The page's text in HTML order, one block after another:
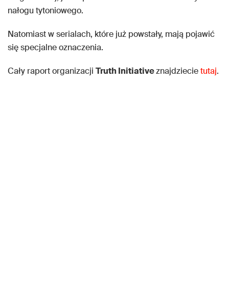
nałogu tytoniowego.
Natomiast w serialach, które już powstały, mają pojawić
się specjalne oznaczenia.
Cały raport organizacji Truth Initiativeznajdziecietutaj.